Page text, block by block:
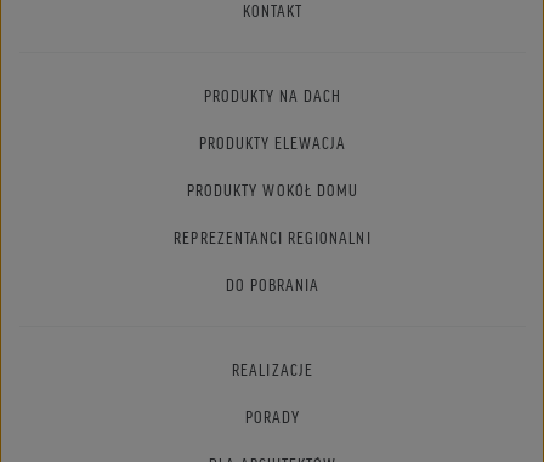
KONTAKT
PRODUKTY NA DACH
PRODUKTY ELEWACJA
PRODUKTY WOKÓŁ DOMU
REPREZENTANCI REGIONALNI
DO POBRANIA
REALIZACJE
PORADY